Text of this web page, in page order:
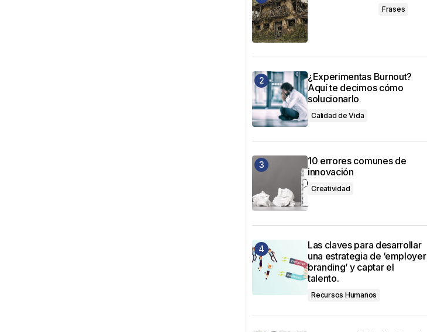
Frases
¿Experimentas Burnout?
Aquí te decimos cómo
solucionarlo
Calidad de Vida
10 errores comunes de
innovación
Creatividad
Las claves para desarrollar
una estrategia de ‘employer
branding’ y captar el
talento.
Recursos Humanos